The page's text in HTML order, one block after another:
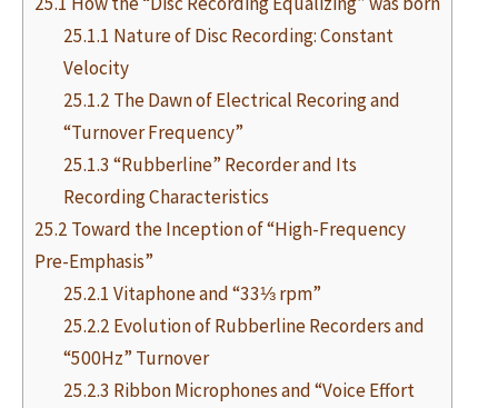
Pt.23 (RIAA deviation of 1970s consumer
and “
25.1.1 Nature of Disc Recording: Constant
Velocity
25.1.2 The Dawn of Electrical Recoring and
“Turnover Frequency”
25.1.3 “Rubberline” Recorder and Its
Recording Characteristics
25.2 Toward the Inception of “High-Frequency
Pre-Emphasis”
25.2.1 Vitaphone and “33⅓ rpm”
25.2.2 Evolution of Rubberline Recorders and
“500Hz” Turnover
25.2.3 Ribbon Microphones and “Voice Effort